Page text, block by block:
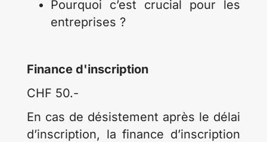
Pourquoi c’est crucial pour les
entreprises ?
Finance d'inscription
CHF 50.-
En cas de désistement après le délai
d’inscription, la finance d’inscription